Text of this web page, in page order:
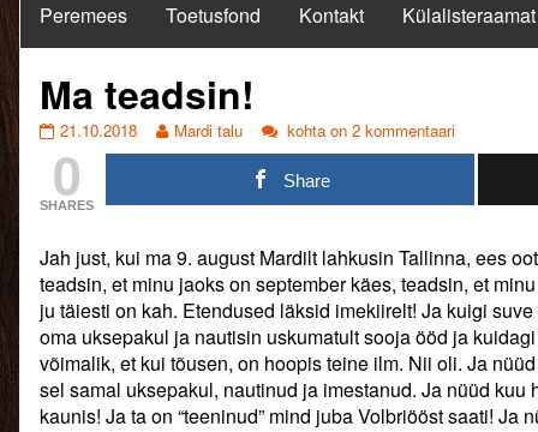
Peremees Toetusfond Kontakt Külalisteraamat
Ma teadsin!
Ma
teadsin!
published
on
21.10.2018
Read
more
of
Ma
teadsin!,
Mardi talu
Ma
teadsin!
kohta on 2 kommentaari
0
SHARES
Share
Jah just, kui ma 9. august Mardilt lahkusin Tallinna, ees
teadsin, et minu jaoks on september käes, teadsin, et
ju täiesti on kah. Etendused läksid imekiirelt! Ja kuigi
oma uksepakul ja nautisin uskumatult sooja ööd ja
võimalik, et kui tõusen, on hoopis teine ilm. Nii oli. Ja
sel samal uksepakul, nautinud ja imestanud. Ja nüüd
kaunis! Ja ta on “teeninud” mind juba Volbriööst saati! Ja